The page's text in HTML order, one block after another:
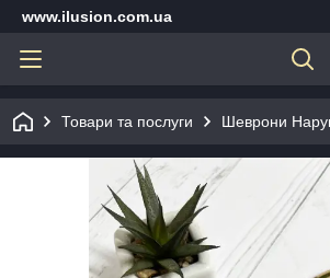
www.ilusion.com.ua
Товари та послуги Шеврони